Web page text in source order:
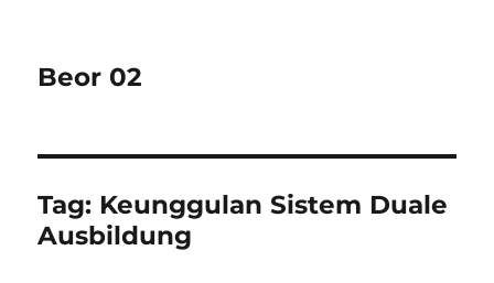
Beor 02
Tag: Keunggulan Sistem Duale
Ausbildung